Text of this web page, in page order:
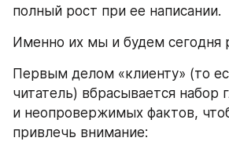
полный рост при ее написании.
Именно их мы и будем сегодня
Первым делом «клиенту» (то
читатель) вбрасывается набор
и неопровержимых фактов,
привлечь внимание: